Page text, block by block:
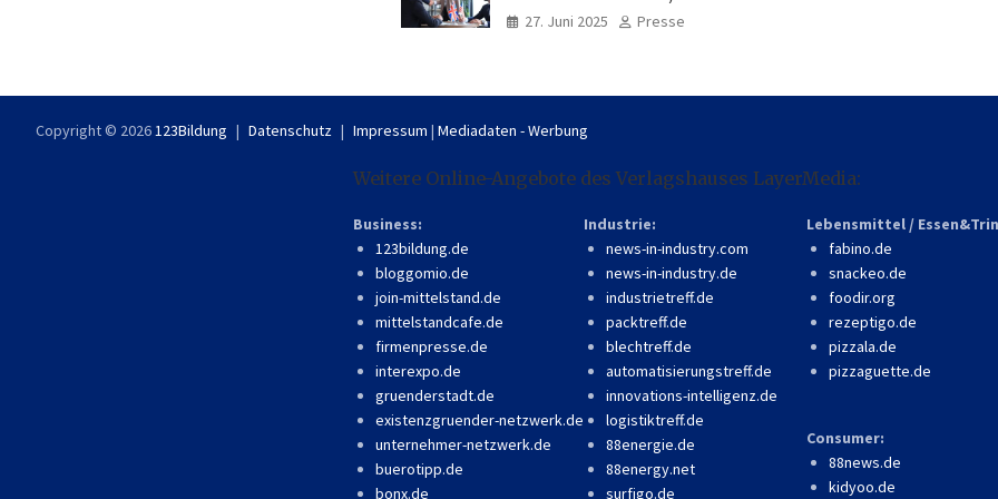
professionell, online
zugänglich
27. Juni 2025 Presse
Copyright © 2026123Bildung Datenschutz Impressum | Mediadaten - Werbung
Weitere Online-Angebote des Verlagshauses LayerMedia:
Business:
123bildung.de
bloggomio.de
join-mittelstand.de
mittelstandcafe.de
firmenpresse.de
interexpo.de
gruenderstadt.de
existenzgruender-netzwerk.de
unternehmer-netzwerk.de
buerotipp.de
bonx.de
Industrie:
news-in-industry.com
news-in-industry.de
industrietreff.de
packtreff.de
blechtreff.de
automatisierungstreff.de
innovations-intelligenz.de
logistiktreff.de
88energie.de
88energy.net
surfigo.de
Lebensmittel /
fabino.de
snackeo.de
foodir.org
rezeptigo.de
pizzala.de
pizzaguette.de
Consumer:
88news.de
kidyoo.de